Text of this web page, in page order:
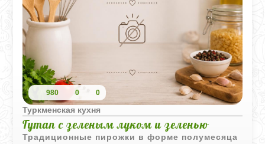
980 0 0
Туркменская кухня
Гутап с зеленым луком и зеленью
Традиционные пирожки в форме полумесяца